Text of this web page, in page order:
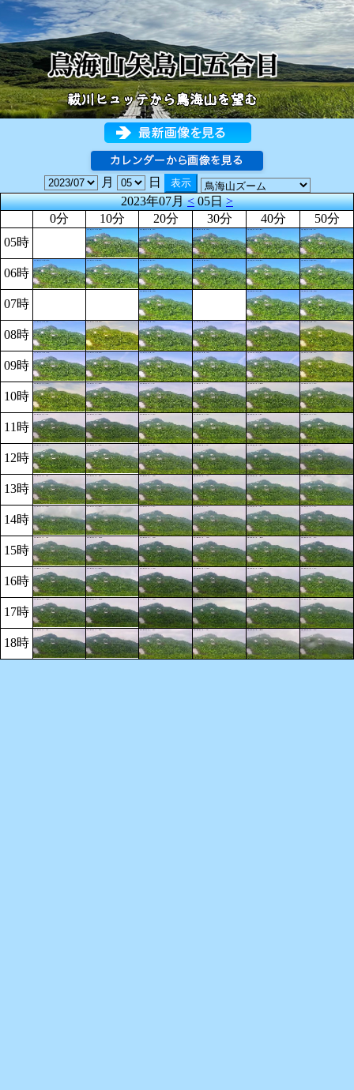
月
日
2023年07月<05日>
0分
10分 20分 30分 40分
50分
05時
06時
07時
08時
09時
10時
11時
12時
13時
14時
15時
16時
17時
18時